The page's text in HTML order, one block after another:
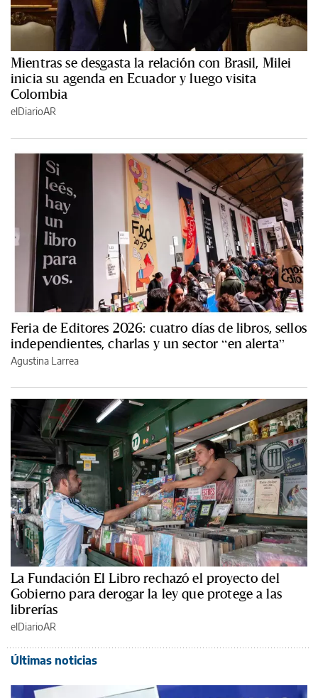
Mientras se desgasta la relación con Brasil, Milei
inicia su agenda en Ecuador y luego visita
Colombia
elDiarioAR
Feria de Editores 2026: cuatro días de libros, sellos
independientes, charlas y un sector “en alerta”
Agustina Larrea
La Fundación El Libro rechazó el proyecto del
Gobierno para derogar la ley que protege a las
librerías
elDiarioAR
Últimas noticias